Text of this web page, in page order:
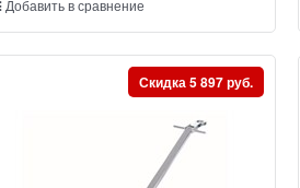
Добавить в сравнение
Скидка 5 897 руб.